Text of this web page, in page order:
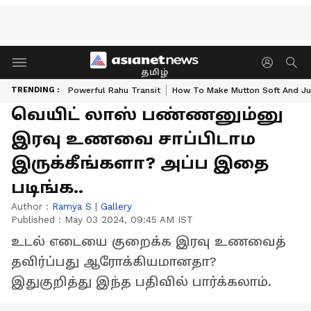
தமிழ்
TRENDING : Powerful Rahu Transit How To Make Mutton Soft And
வெயிட் லாஸ் பண்ணனும்னு
இரவு உணவை சாப்பிடாம
இருக்கீங்களா? அப்ப இதை
படிங்க..
Author : Ramya S | Gallery
Published : May 03 2024, 09:45 AM IST
உடல் எடையை குறைக்க இரவு உணவைத்
தவிர்ப்பது ஆரோக்கியமானதா?
இதுகுறித்து இந்த பதிவில் பார்க்கலாம்.